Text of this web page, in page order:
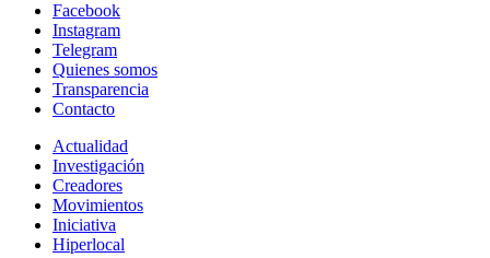
Facebook
Instagram
Telegram
Quienes somos
Transparencia
Contacto
Actualidad
Investigación
Creadores
Movimientos
Iniciativa
Hiperlocal